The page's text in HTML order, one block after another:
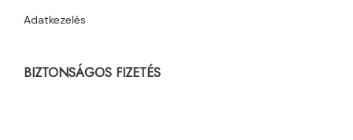
Adatkezelés
BIZTONSÁGOS FIZETÉS